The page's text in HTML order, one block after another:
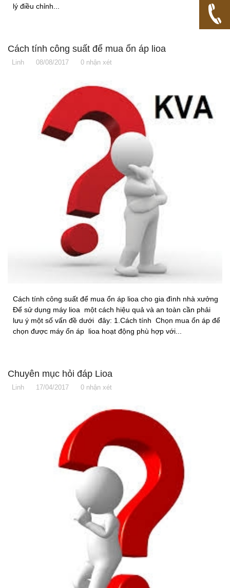
lý điều chỉnh...
Cách tính công suất để mua ổn áp lioa
Linh 08/08/2017 0 nhận xét
Cách tính công suất để mua ổn áp lioa cho gia đình nhà xưởng
Để sử dụng máy lioa một cách hiệu quả và an toàn cần phải
lưu ý một số vấn đề dưới đây: 1.Cách tính Chọn mua ổn áp để
chọn được máy ổn áp lioa hoạt động phù hợp với...
Chuyên mục hỏi đáp Lioa
Linh 17/04/2017 0 nhận xét